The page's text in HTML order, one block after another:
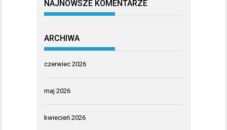
NAJNOWSZE KOMENTARZE
ARCHIWA
czerwiec 2026
maj 2026
kwiecień 2026